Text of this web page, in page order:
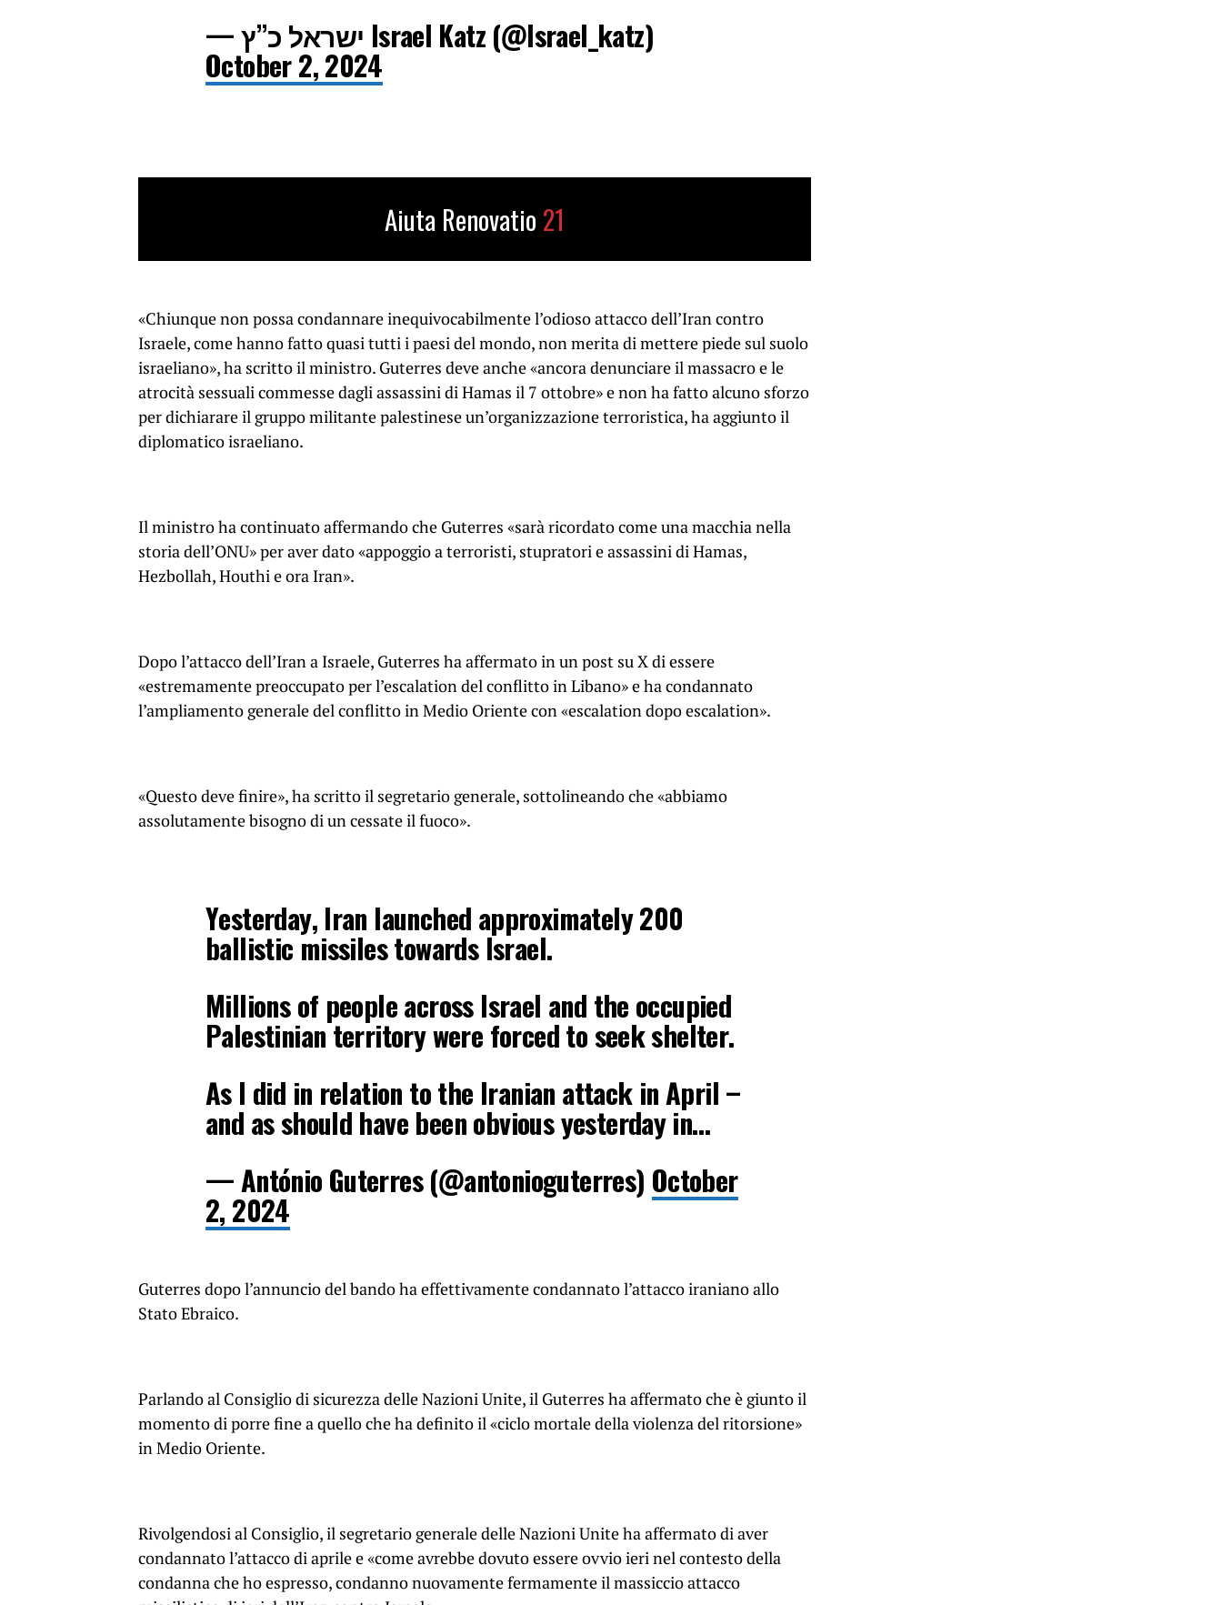
— ישראל כ”ץ Israel Katz (@Israel_katz)
October 2, 2024
Aiuta Renovatio 21
«Chiunque non possa condannare inequivocabilmente l’odioso attacco dell’Iran contro
Israele, come hanno fatto quasi tutti i paesi del mondo, non merita di mettere piede sul suolo
israeliano», ha scritto il ministro. Guterres deve anche «ancora denunciare il massacro e le
atrocità sessuali commesse dagli assassini di Hamas il 7 ottobre» e non ha fatto alcuno sforzo
per dichiarare il gruppo militante palestinese un’organizzazione terroristica, ha aggiunto il
diplomatico israeliano.
Il ministro ha continuato affermando che Guterres «sarà ricordato come una macchia nella
storia dell’ONU» per aver dato «appoggio a terroristi, stupratori e assassini di Hamas,
Hezbollah, Houthi e ora Iran».
Dopo l’attacco dell’Iran a Israele, Guterres ha affermato in un post su X di essere
«estremamente preoccupato per l’escalation del conflitto in Libano» e ha condannato
l’ampliamento generale del conflitto in Medio Oriente con «escalation dopo escalation».
«Questo deve finire», ha scritto il segretario generale, sottolineando che «abbiamo
assolutamente bisogno di un cessate il fuoco».
Yesterday, Iran launched approximately 200
ballistic missiles towards Israel.
Millions of people across Israel and the occupied
Palestinian territory were forced to seek shelter.
As I did in relation to the Iranian attack in April –
and as should have been obvious yesterday in…
— António Guterres (@antonioguterres) October
2, 2024
Guterres dopo l’annuncio del bando ha effettivamente condannato l’attacco iraniano allo
Stato Ebraico.
Parlando al Consiglio di sicurezza delle Nazioni Unite, il Guterres ha affermato che è giunto il
momento di porre fine a quello che ha definito il «ciclo mortale della violenza del ritorsione»
in Medio Oriente.
Rivolgendosi al Consiglio, il segretario generale delle Nazioni Unite ha affermato di aver
condannato l’attacco di aprile e «come avrebbe dovuto essere ovvio ieri nel contesto della
condanna che ho espresso, condanno nuovamente fermamente il massiccio attacco